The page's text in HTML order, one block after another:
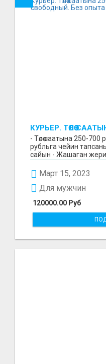
КУРЬЕР. ТӨЛӨӨ
ЖУМУШ ГРАФИГИ
ОПЫТА АЛАБЫЗ.
- Төлөө саатына 250-
рубльга чейин
сайын - Жашаган
Март 15, 2023
120000.00 Руб
Для мужчин